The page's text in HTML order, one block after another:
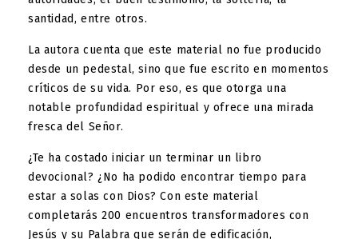
santidad, entre otros.
La autora cuenta que este material no fue producido
desde un pedestal, sino que fue escrito en momentos
críticos de su vida. Por eso, es que otorga una
notable profundidad espiritual y ofrece una mirada
fresca del Señor.
¿Te ha costado iniciar un terminar un libro
devocional? ¿No ha podido encontrar tiempo para
estar a solas con Dios? Con este material
completarás 200 encuentros transformadores con
Jesús y su Palabra que serán de edificación,